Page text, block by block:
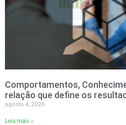
Comportamentos,
relação que define os
agosto 4, 2026
Leia mais »